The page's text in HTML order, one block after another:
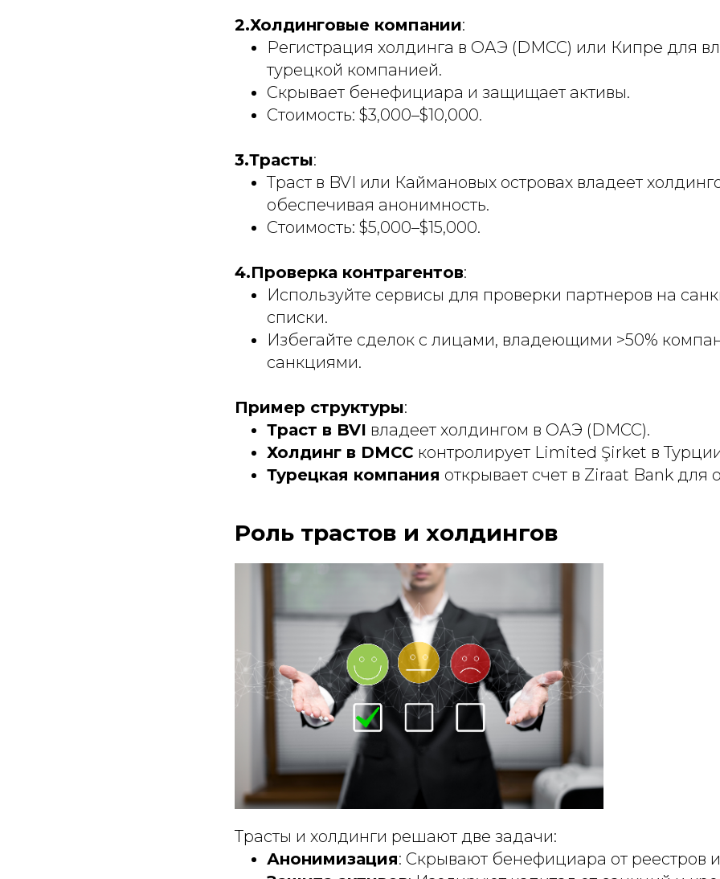
2.Холдинговые компании:
Регистрация холдинга в ОАЭ (DMCC) или Кипре для
турецкой компанией.
Скрывает бенефициара и защищает активы.
Стоимость: $3,000–$10,000.
3.Трасты:
Траст в BVI или Каймановых островах владеет
обеспечивая анонимность.
Стоимость: $5,000–$15,000.
4.Проверка контрагентов:
Используйте сервисы для проверки партнеров на
списки.
Избегайте сделок с лицами, владеющими >50%
санкциями.
Пример структуры:
Траст в BVI владеет холдингом в ОАЭ (DMCC).
Холдинг в DMCC контролирует Limited Şirket в
Турецкая компания открывает счет в Ziraat Bank для
Роль трастов и холдингов
Трасты и холдинги решают две задачи:
Анонимизация: Скрывают бенефициара от реестров